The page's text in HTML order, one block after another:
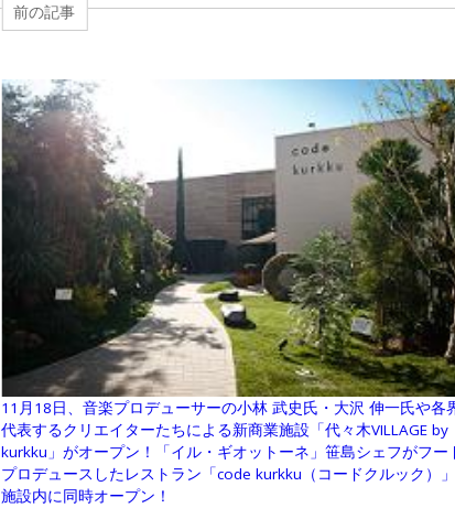
前の記事
11月18日、音楽プロデューサーの小林 武史氏・大沢 伸一氏や各
代表するクリエイターたちによる新商業施設「代々木VILLAGE by
kurkku」がオープン！「イル・ギオットーネ」笹島シェフがフー
プロデュースしたレストラン「code kurkku（コードクルック）
施設内に同時オープン！